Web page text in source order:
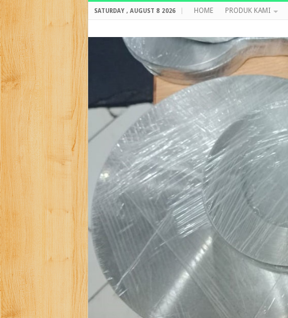
SATURDAY , AUGUST 8 2026 HOME PRODUK KAMI